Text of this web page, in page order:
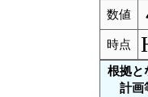
数値
時点
根拠と
計画